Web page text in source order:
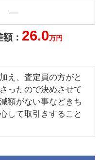
―
： 26.0万円
え、査定員の方がと
ったので決めさせて
額がない事などきち
して取引きすること